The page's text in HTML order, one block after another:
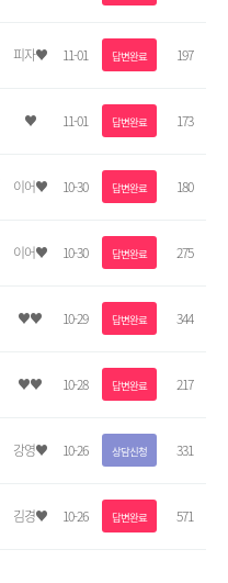
피자♥ 11-01 답변완료 197
♥ 11-01 답변완료 173
이어♥ 10-30 답변완료 180
이어♥ 10-30 답변완료 275
♥♥ 10-29 답변완료 344
♥♥ 10-28 답변완료 217
강영♥ 10-26 상담신청 331
김경♥ 10-26 답변완료 571